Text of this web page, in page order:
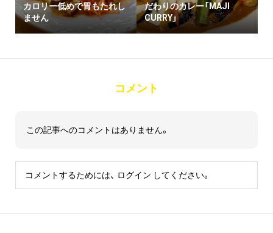
カロリー低めで胃もたれし
ません
だわりのカレー「MAJI
CURRY」
コメント
この記事へのコメントはありません。
コメントするためには、 ログイン してください。